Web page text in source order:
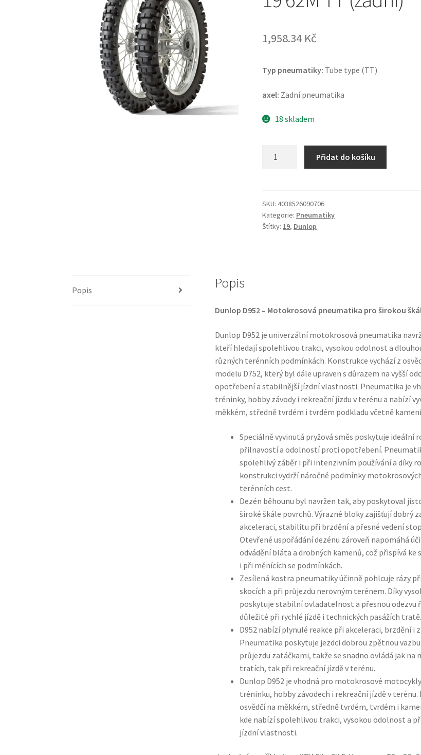
1,958.34 Kč
Typ pneumatiky: Tube type (TT)
axel: Zadní pneumatika
18 skladem
110/90
-
19
Přidat do košíku
SKU:4038526090706
Kategorie: Pneumatiky
Štítky: 19, Dunlop
Popis Popis
Dunlop D952 – Motokrosová pneumatika pro širokou
Dunlop D952 je univerzální motokrosová pneumatika
kteří hledají spolehlivou trakci, vysokou odolnost a
různých terénních podmínkách. Konstrukce vychází z
modelu D752, který byl dále upraven s důrazem na vyšší
opotřebení a stabilnější jízdní vlastnosti. Pneumatika je
tréninky, hobby závody i rekreační jízdu v terénu a nabízí
měkkém, středně tvrdém i tvrdém podkladu včetně
Speciálně vyvinutá pryžová směs poskytuje ideální
přilnavostí a odolností proti opotřebení.
spolehlivý záběr i při intenzivním používání a díky
konstrukci vydrží náročné podmínky
terénních cest.
Dezén běhounu byl navržen tak, aby poskytoval
široké škále povrchů. Výrazné bloky zajišťují dobrý
akceleraci, stabilitu při brzdění a přesné vedení
Otevřené uspořádání dezénu zároveň napomáhá
odvádění bláta a drobných kamenů, což přispívá ke
i při měnících se podmínkách.
Zesílená kostra pneumatiky účinně pohlcuje rázy
skocích a při průjezdu nerovným terénem. Díky
poskytuje stabilní ovladatelnost a přesnou odezvu
důležité při rychlé jízdě i technických pasážích tratě.
D952 nabízí plynulé reakce při akceleraci, brzdění i
Pneumatika poskytuje jezdci dobrou zpětnou
průjezdu zatáčkami, takže se snadno ovládá jak na
tratích, tak při rekreační jízdě v terénu.
Dunlop D952 je vhodná pro motokrosové
tréninku, hobby závodech i rekreační jízdě v terénu.
osvědčí na měkkém, středně tvrdém, tvrdém i
kde nabízí spolehlivou trakci, vysokou odolnost a
jízdní vlastnosti.